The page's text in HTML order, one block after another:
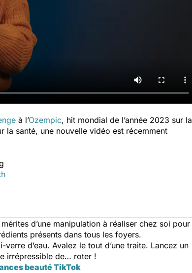
à l’Ozempic, hit mondial de l’année 2023 sur la
la santé, une nouvelle vidéo est récemment
d’une manipulation à réaliser chez soi pour
présents dans tous les foyers.
d’eau. Avalez le tout d’une traite. Lancez un
irrépressible de… roter !
beauté TikTok